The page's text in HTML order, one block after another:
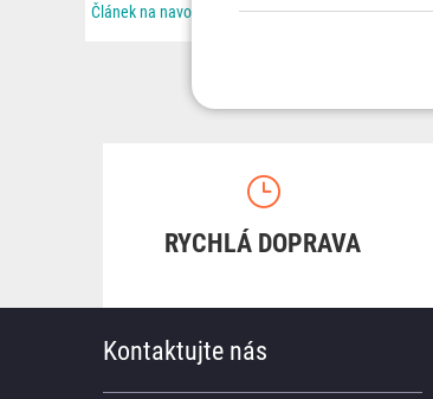
Článek na navody.dratek.cz a Souboj technologií: Proč Wi-Fi nestačí a co je to Zigbee. Odkaz také v...
RYCHLÁ DOPRAVA
Kontaktujte nás